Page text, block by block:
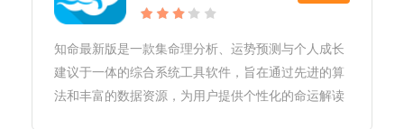
知命最新版是一款集命理分析、运势预测与个人成长
建议于一体的综合系统工具软件，旨在通过先进的算
法和丰富的数据资源，为用户提供个性化的命运解读